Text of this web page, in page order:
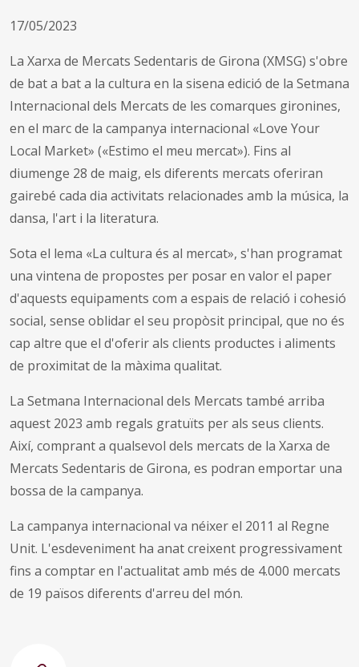
17/05/2023
La Xarxa de Mercats Sedentaris de Girona (XMSG) s'obre
de bat a bat a la cultura en la sisena edició de la Setmana
Internacional dels Mercats de les comarques gironines,
en el marc de la campanya internacional «Love Your
Local Market» («Estimo el meu mercat»). Fins al
diumenge 28 de maig, els diferents mercats oferiran
gairebé cada dia activitats relacionades amb la música, la
dansa, l'art i la literatura.
Sota el lema «La cultura és al mercat», s'han programat
una vintena de propostes per posar en valor el paper
d'aquests equipaments com a espais de relació i cohesió
social, sense oblidar el seu propòsit principal, que no és
cap altre que el d'oferir als clients productes i aliments
de proximitat de la màxima qualitat.
La Setmana Internacional dels Mercats també arriba
aquest 2023 amb regals gratuïts per als seus clients.
Així, comprant a qualsevol dels mercats de la Xarxa de
Mercats Sedentaris de Girona, es podran emportar una
bossa de la campanya.
La campanya internacional va néixer el 2011 al Regne
Unit. L'esdeveniment ha anat creixent progressivament
fins a comptar en l'actualitat amb més de 4.000 mercats
de 19 països diferents d'arreu del món.